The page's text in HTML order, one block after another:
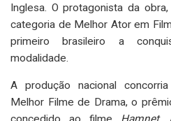
Inglesa. O protagonista da
categoria de Melhor Ator em
primeiro brasileiro a
modalidade.
A produção nacional
Melhor Filme de Drama, o